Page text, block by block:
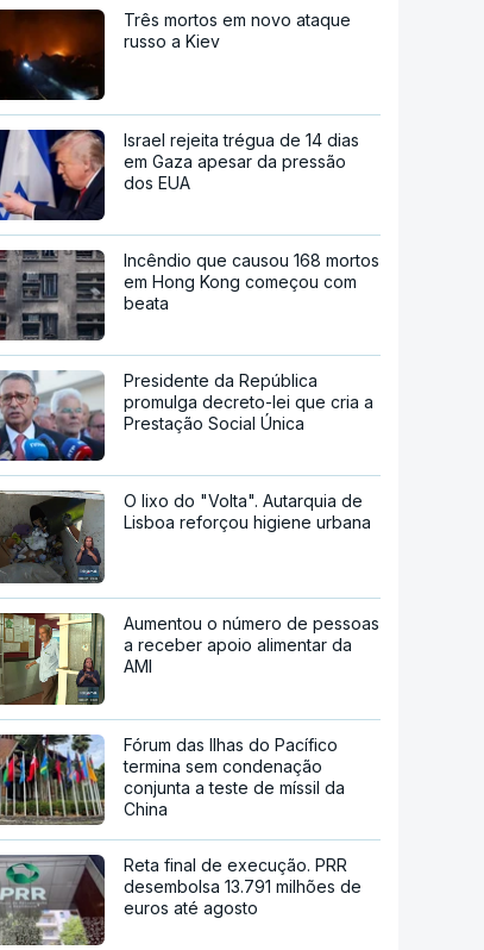
Três mortos em novo ataque
russo a Kiev
Israel rejeita trégua de 14 dias
em Gaza apesar da pressão
dos EUA
Incêndio que causou 168 mortos
em Hong Kong começou com
beata
Presidente da República
promulga decreto-lei que cria a
Prestação Social Única
O lixo do "Volta". Autarquia de
Lisboa reforçou higiene urbana
Aumentou o número de pessoas
a receber apoio alimentar da
AMI
Fórum das Ilhas do Pacífico
termina sem condenação
conjunta a teste de míssil da
China
Reta final de execução. PRR
desembolsa 13.791 milhões de
euros até agosto